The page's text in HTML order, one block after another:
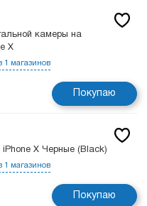
камеры на
X
1 магазинов
Покупаю
X Черные (Black)
1 магазинов
Покупаю